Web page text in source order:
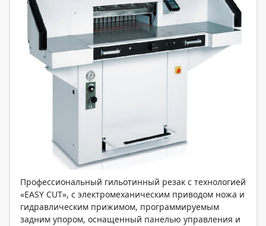
Профессиональный гильотинный резак с технологией
«EASY CUT», с электромеханическим приводом ножа и
гидравлическим прижимом, программируемым
задним упором, оснащенный панелью управления и